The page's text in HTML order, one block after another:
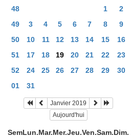
48
1
2
49
3 4 5 6 7 8
9
50
10 11 12 13 14 15
16
51
17 18 19 20 21 22
23
52
24 25 26 27 28 29
30
01
31
Janvier 2019
Aujourd'hui
SemLun.Mar.Mer.Jeu.Ven.Sam.Dim.